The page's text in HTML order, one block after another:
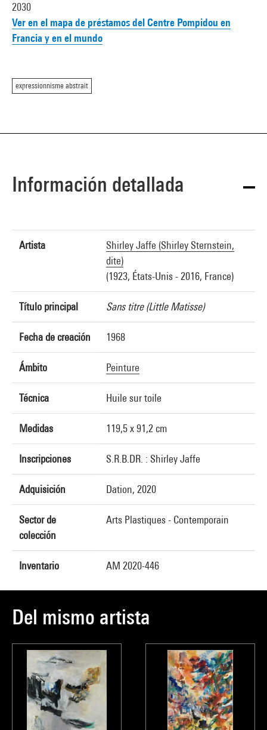
2030
Ver en el mapa de préstamos del Centre Pompidou en
Francia y en el mundo
expressionnisme abstrait
Información detallada
Artista
Shirley Jaffe (Shirley Sternstein,
dite)
(1923, États-Unis - 2016, France)
Título principal Sans titre (Little Matisse)
Fecha de creación 1968
Ámbito Peinture
Técnica Huile sur toile
Medidas 119,5 x 91,2 cm
Inscripciones S.R.B.DR. : Shirley Jaffe
Adquisición Dation, 2020
Sector de
colección
Arts Plastiques - Contemporain
Inventario AM 2020-446
Del mismo artista